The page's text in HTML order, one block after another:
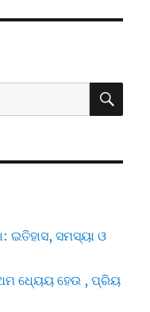
ଇତିହାସ, ସମସ୍ୟା ଓ
ଧ୍ୟେୟ ହେଉ , ପ୍ରିୟ